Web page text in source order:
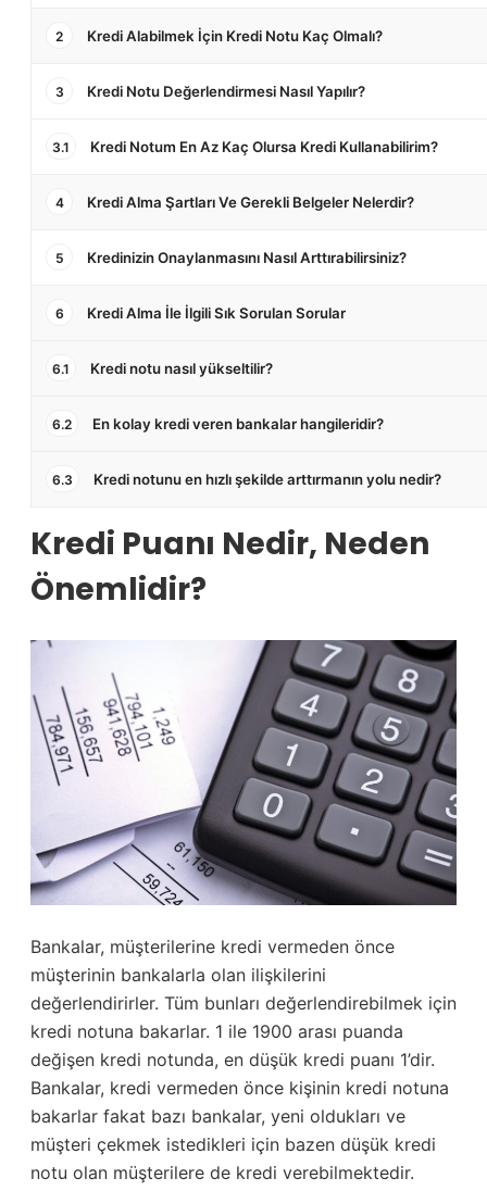
2 Kredi Alabilmek İçin Kredi Notu Kaç Olmalı?
3 Kredi Notu Değerlendirmesi Nasıl Yapılır?
3.1 Kredi Notum En Az Kaç Olursa Kredi Kullanabilirim?
4 Kredi Alma Şartları Ve Gerekli Belgeler Nelerdir?
5 Kredinizin Onaylanmasını Nasıl Arttırabilirsiniz?
6 Kredi Alma İle İlgili Sık Sorulan Sorular
6.1 Kredi notu nasıl yükseltilir?
6.2 En kolay kredi veren bankalar hangileridir?
6.3 Kredi notunu en hızlı şekilde arttırmanın yolu nedir?
Kredi Puanı Nedir, Neden
Önemlidir?
Bankalar, müşterilerine kredi vermeden önce
müşterinin bankalarla olan ilişkilerini
değerlendirirler. Tüm bunları değerlendirebilmek için
kredi notuna bakarlar. 1 ile 1900 arası puanda
değişen kredi notunda, en düşük kredi puanı 1’dir.
Bankalar, kredi vermeden önce kişinin kredi notuna
bakarlar fakat bazı bankalar, yeni oldukları ve
müşteri çekmek istedikleri için bazen düşük kredi
notu olan müşterilere de kredi verebilmektedir.